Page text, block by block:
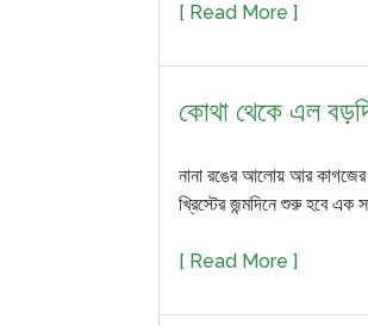
[ Read More ]
কোথা থেকে এল
নানা রঙের আলোয় আর কাগজের
খ্রিস্টের জন্মদিনে শুরু হবে এক
[ Read More ]